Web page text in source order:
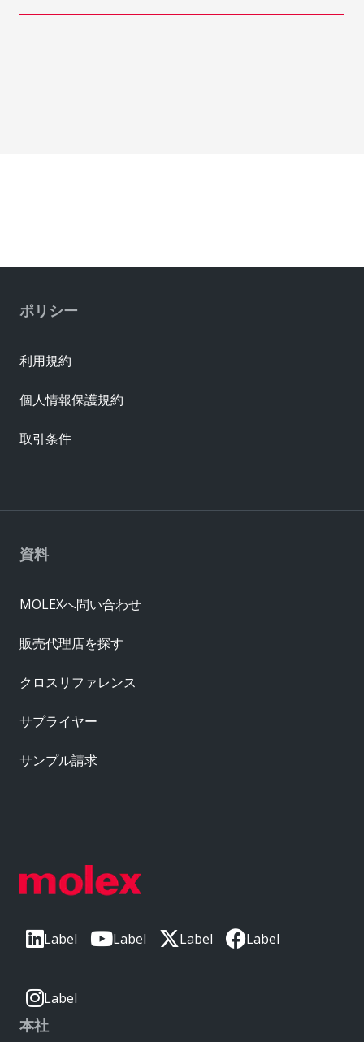
Label Label Label Label
Label
本社
資料
MOLEXへ問い合わせ
販売代理店を探す
クロスリファレンス
サプライヤー
サンプル請求
ポリシー
利用規約
個人情報保護規約
取引条件